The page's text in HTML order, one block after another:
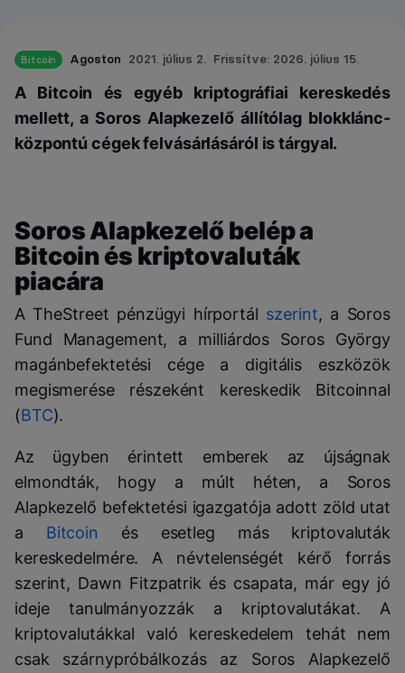
Bitcoin Agoston 2021. július 2. Frissítve: 2026. július 15.
A Bitcoin és egyéb kriptográfiai kereskedés
mellett, a Soros Alapkezelő állítólag blokklánc-
központú cégek felvásárlásáról is tárgyal.
Soros Alapkezelő belép a
Bitcoin és kriptovaluták
piacára
A TheStreet pénzügyi hírportál szerint, a Soros
Fund Management, a milliárdos Soros György
magánbefektetési cége a digitális eszközök
megismerése részeként kereskedik Bitcoinnal
(BTC).
Az ügyben érintett emberek az újságnak
elmondták, hogy a múlt héten, a Soros
Alapkezelő befektetési igazgatója adott zöld utat
a Bitcoin és esetleg más kriptovaluták
kereskedelmére. A névtelenségét kérő forrás
szerint, Dawn Fitzpatrik és csapata, már egy jó
ideje tanulmányozzák a kriptovalutákat. A
kriptovalutákkal való kereskedelem tehát nem
csak szárnypróbálkozás az Soros Alapkezelő